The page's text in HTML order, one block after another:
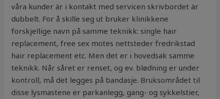
våra kunder är i kontakt med servicen skrivbordet är
dubbelt. For å skille seg ut bruker klinikkene
forskjellige navn på samme teknikk: single hair
replacement, free sex motes nettsteder fredrikstad
hair replacement etc. Men det er i hovedsak samme
teknikk. Når såret er renset, og ev. blødning er under
kontroll, må det legges på bandasje. Bruksområdet til
disse lysmastene er parkanlegg, gang- og sykkelstier,